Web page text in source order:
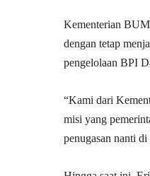
Kementerian
dengan tetap
pengelolaan BPI
“Kami dari
misi yang
penugasan nanti